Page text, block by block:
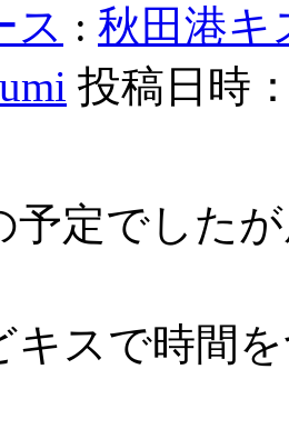
ス : 秋田港
投稿日時
予定でした
キスで時間